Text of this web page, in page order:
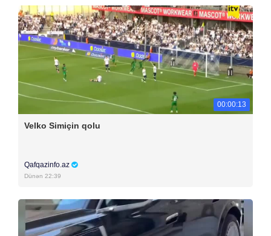
00:00:13
Velko Simiçin qolu
Qafqazinfo.az
Dünən 22:39